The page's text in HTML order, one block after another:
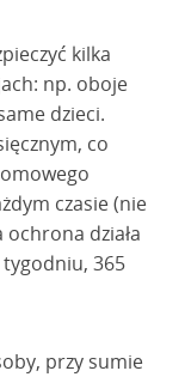
kilka
np. oboje
dzieci.
co
czasie (nie
działa
tygodniu, 365
przy sumie